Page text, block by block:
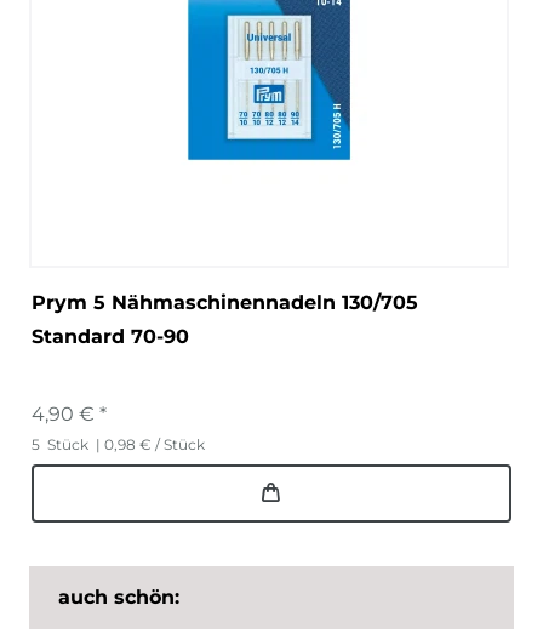
Prym 5 Nähmaschinennadeln 130/705
Standard 70-90
4,90 € *
5 Stück | 0,98 € / Stück
auch schön: